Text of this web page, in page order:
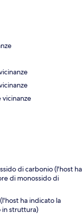
vicinanze
di carbonio (l'host ha
di monossido di
ha indicato la
in struttura)